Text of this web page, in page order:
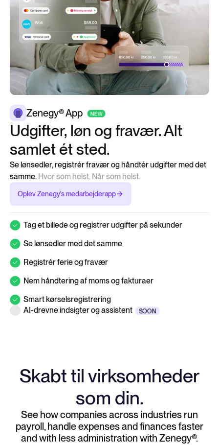
Zenegy® App
Udgifter, løn og fravær. Alt
samlet ét sted.
Se lønsedler, registrér fravær og håndtér udgifter med det
samme. Hvor som helst. Når som helst.
Oplev Zenegy's medarbejderapp
Tag et billede og registrer udgifter på sekunder
Se lønsedler med det samme
Registrér ferie og fravær
Nem håndtering af moms og fakturaer
Smart kørselsregistrering
AI-drevne indsigter og assistent
Skabt til virksomheder
som din.
See how companies across industries run
payroll, handle expenses and finances faster
and with less administration with Zenegy®.